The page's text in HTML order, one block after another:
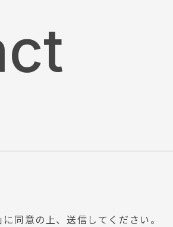
同意の上、送信してください。